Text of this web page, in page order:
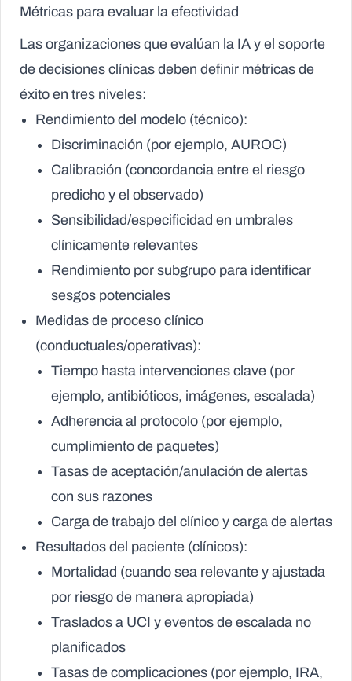
Métricas para evaluar la efectividad
Las organizaciones que evalúan la IA y el soporte
de decisiones clínicas deben definir métricas de
éxito en tres niveles:
Rendimiento del modelo (técnico):
Discriminación (por ejemplo, AUROC)
Calibración (concordancia entre el riesgo
predicho y el observado)
Sensibilidad/especificidad en umbrales
clínicamente relevantes
Rendimiento por subgrupo para identificar
sesgos potenciales
Medidas de proceso clínico
(conductuales/operativas):
Tiempo hasta intervenciones clave (por
ejemplo, antibióticos, imágenes, escalada)
Adherencia al protocolo (por ejemplo,
cumplimiento de paquetes)
Tasas de aceptación/anulación de alertas
con sus razones
Carga de trabajo del clínico y carga de alertas
Resultados del paciente (clínicos):
Mortalidad (cuando sea relevante y ajustada
por riesgo de manera apropiada)
Traslados a UCI y eventos de escalada no
planificados
Tasas de complicaciones (por ejemplo, IRA,